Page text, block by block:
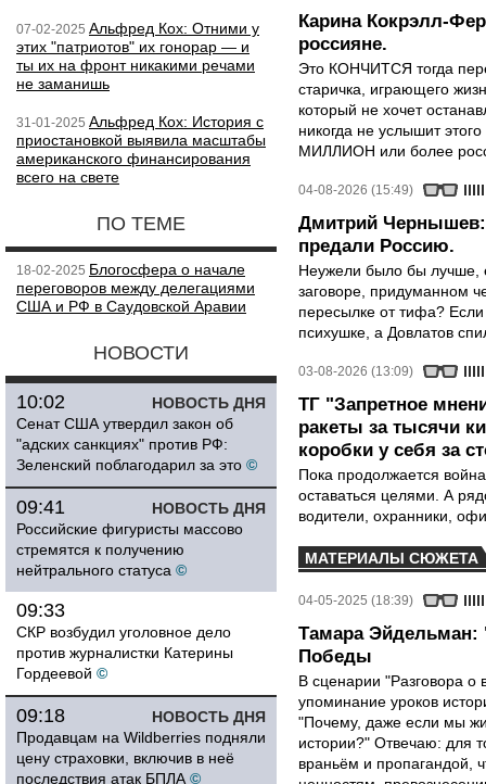
07-02-2025 Альфред Кох: Отними у
этих "патриотов" их гонорар — и
ты их на фронт никакими речами
не заманишь
31-01-2025 Альфред Кох: История с
приостановкой выявила масштабы
американского финансирования
всего на свете
ПО ТЕМЕ
18-02-2025 Блогосфера о начале
переговоров между делегациями
США и РФ в Саудовской Аравии
НОВОСТИ
НОВОСТЬ ДНЯ
10:02
Сенат США утвердил закон об
"адских санкциях" против РФ:
Зеленский поблагодарил за это ©
НОВОСТЬ ДНЯ
09:41
Российские фигуристы массово
стремятся к получению
нейтрального статуса ©
09:33
СКР возбудил уголовное дело
против журналистки Катерины
Гордеевой ©
НОВОСТЬ ДНЯ
09:18
Продавцам на Wildberries подняли
цену страховки, включив в неё
последствия атак БПЛА ©
Карина Кокрэлл-
россияне.
Это КОНЧИТСЯ тогда
старичка, играющего
который не хочет
никогда не услышит
МИЛЛИОН или более
04-08-2026 (15:49)
Дмитрий Чернышев:
предали Россию.
Неужели было бы лучше,
заговоре, придуманном
пересылке от тифа?
психушке, а Довлатов
03-08-2026 (13:09)
ТГ "Запретное
ракеты за тысячи
коробки у себя за
Пока продолжается
оставаться целями. А
водители, охранники,
МАТЕРИАЛЫ СЮЖЕТА
04-05-2025 (18:39)
Тамара Эйдельман:
Победы
В сценарии "Разговора о
упоминание уроков
"Почему, даже если мы
истории?" Отвечаю: для
враньём и пропагандой,